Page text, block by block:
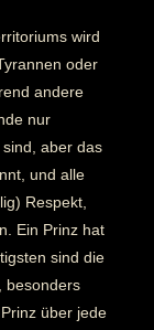
wird
oder
andere
nur
aber das
und alle
Respekt,
Ein Prinz hat
sind die
besonders
über jede